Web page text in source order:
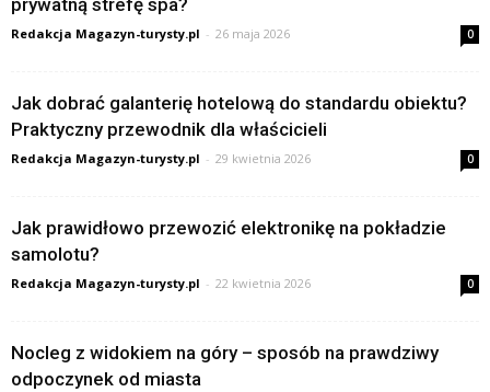
prywatną strefę spa?
Redakcja Magazyn-turysty.pl - 26 maja 2026 0
Jak dobrać galanterię hotelową do standardu obiektu?
Praktyczny przewodnik dla właścicieli
Redakcja Magazyn-turysty.pl - 29 kwietnia 2026 0
Jak prawidłowo przewozić elektronikę na pokładzie
samolotu?
Redakcja Magazyn-turysty.pl - 22 kwietnia 2026 0
Nocleg z widokiem na góry – sposób na prawdziwy
odpoczynek od miasta